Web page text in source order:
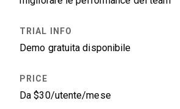
Demo gratuita disponibile
Da $30/utente/mese